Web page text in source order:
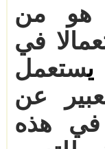
هو من
في
يستعمل
عن
هذه